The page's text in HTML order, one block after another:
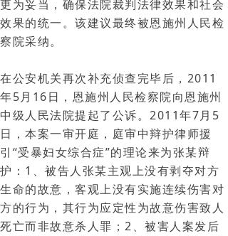
更为妥当，确保法院裁判法律效果和社会
效果的统一。该建议最终被恩施州人民检
察院采纳。
在公安机关再次补充侦查完毕后，2011
年5月16日，恩施州人民检察院向恩施州
中级人民法院提起了公诉。2011年7月5
日，本案一审开庭，庭审中辩护律师援
引“受暴妇女综合症”的理论来为张某辩
护：1、被告人张某主观上没有剥夺对方
生命的故意，客观上没有实施连续伤害对
方的行为，其行为应定性为故意伤害致人
死亡而非故意杀人罪；2、被害人案发后